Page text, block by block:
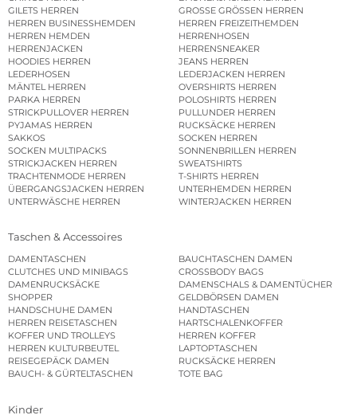
GILETS HERREN
GROSSE GRÖSSEN HERREN
HERREN BUSINESSHEMDEN
HERREN FREIZEITHEMDEN
HERREN HEMDEN
HERRENHOSEN
HERRENJACKEN
HERRENSNEAKER
HOODIES HERREN
JEANS HERREN
LEDERHOSEN
LEDERJACKEN HERREN
MÄNTEL HERREN
OVERSHIRTS HERREN
PARKA HERREN
POLOSHIRTS HERREN
STRICKPULLOVER HERREN
PULLUNDER HERREN
PYJAMAS HERREN
RUCKSÄCKE HERREN
SAKKOS
SOCKEN HERREN
SOCKEN MULTIPACKS
SONNENBRILLEN HERREN
STRICKJACKEN HERREN
SWEATSHIRTS
TRACHTENMODE HERREN
T-SHIRTS HERREN
ÜBERGANGSJACKEN HERREN
UNTERHEMDEN HERREN
UNTERWÄSCHE HERREN
WINTERJACKEN HERREN
Taschen & Accessoires
DAMENTASCHEN
BAUCHTASCHEN DAMEN
CLUTCHES UND MINIBAGS
CROSSBODY BAGS
DAMENRUCKSÄCKE
DAMENSCHALS & DAMENTÜCHER
SHOPPER
GELDBÖRSEN DAMEN
HANDSCHUHE DAMEN
HANDTASCHEN
HERREN REISETASCHEN
HARTSCHALENKOFFER
KOFFER UND TROLLEYS
HERREN KOFFER
HERREN KULTURBEUTEL
LAPTOPTASCHEN
REISEGEPÄCK DAMEN
RUCKSÄCKE HERREN
BAUCH- & GÜRTELTASCHEN
TOTE BAG
Kinder